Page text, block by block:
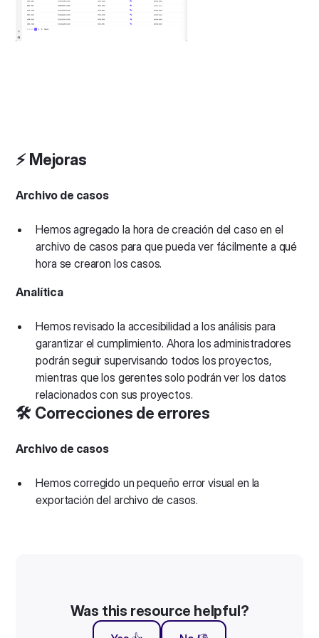
⚡️ Mejoras
Archivo de casos
Hemos agregado la hora de creación del caso en el
archivo de casos para que pueda ver fácilmente a qué
hora se crearon los casos.
Analítica
Hemos revisado la accesibilidad a los análisis para
garantizar el cumplimiento. Ahora los administradores
podrán seguir supervisando todos los proyectos,
mientras que los gerentes solo podrán ver los datos
relacionados con sus proyectos.
🛠️ Correcciones de errores
Archivo de casos
Hemos corregido un pequeño error visual en la
exportación del archivo de casos.
Was this resource helpful?